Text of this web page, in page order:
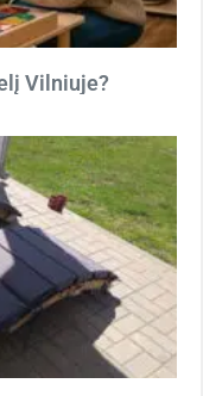
Vilniuje?